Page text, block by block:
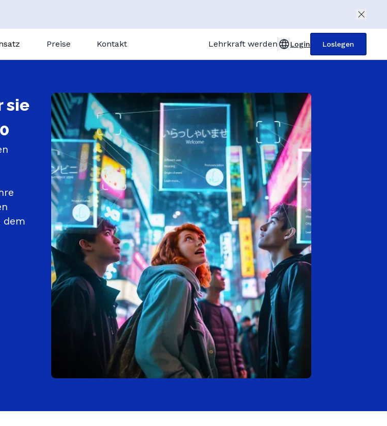
Nachhilfe Berlin
Nachhilfe Frankfurt am Main
Nachhilfe München
Nachhilfe Dortmund
Nachhilfe Köln
KI-Tutor
GoMigo, der KI-Sprach-Nachhilfelehrer
Learning
Preise Kontakt Lehrkraft werden
Deutschland (Deutsch)
France (Français)
España (Español)
Türkiye (Türkçe)
Polska (Polski)
Nederland (Dutch)
Ελλάδα (Ελληνικά)
Login Loslegen
sie
dem